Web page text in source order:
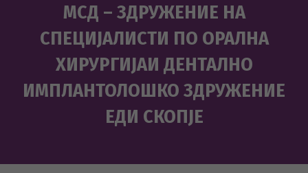
МСД – ЗДРУЖЕНИЕ НА
СПЕЦИЈАЛИСТИ ПО ОРАЛНА
ХИРУРГИЈАИ ДЕНТАЛНО
ИМПЛАНТОЛОШКО ЗДРУЖЕНИЕ
ЕДИ СКОПЈЕ